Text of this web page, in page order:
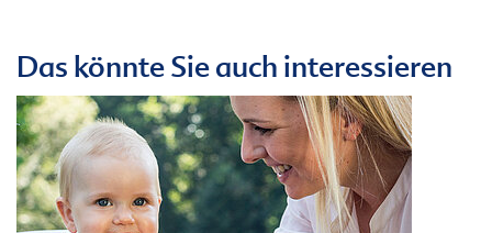
Das könnte Sie auch interessieren